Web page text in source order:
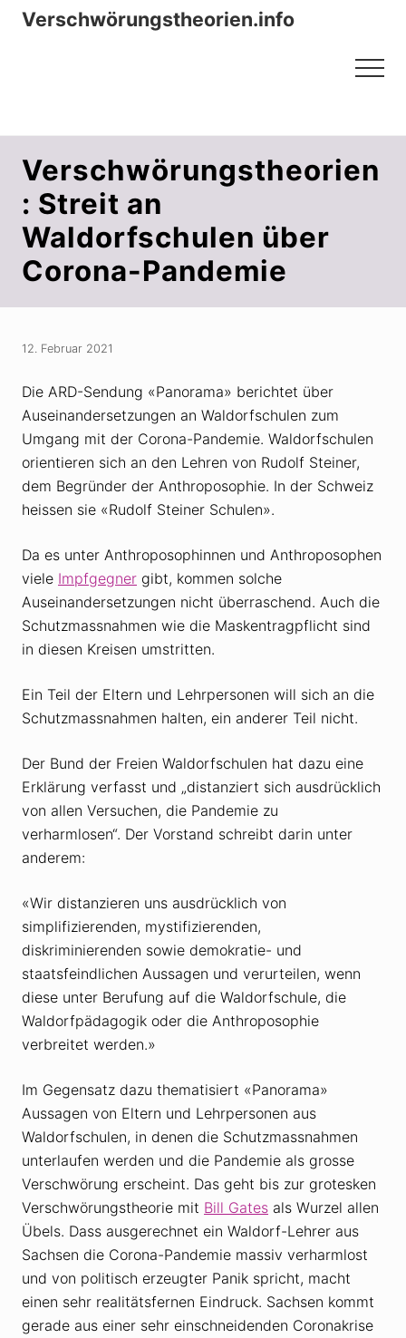
Menu
Zum
ZurVerschwörungstheorien.info
Menu
Verschwörungstheorien
: Streit an
Waldorfschulen über
Corona-Pandemie
12. Februar 2021
Die ARD-Sendung «Panorama» berichtet über
Auseinandersetzungen an Waldorfschulen zum
Umgang mit der Corona-Pandemie. Waldorfschulen
orientieren sich an den Lehren von Rudolf Steiner,
dem Begründer der Anthroposophie. In der Schweiz
heissen sie «Rudolf Steiner Schulen».
Da es unter Anthroposophinnen und Anthroposophen
viele Impfgegner gibt, kommen solche
Auseinandersetzungen nicht überraschend. Auch die
Schutzmassnahmen wie die Maskentragpflicht sind
in diesen Kreisen umstritten.
Ein Teil der Eltern und Lehrpersonen will sich an die
Schutzmassnahmen halten, ein anderer Teil nicht.
Der Bund der Freien Waldorfschulen hat dazu eine
Erklärung verfasst und „distanziert sich ausdrücklich
von allen Versuchen, die Pandemie zu
verharmlosen“. Der Vorstand schreibt darin unter
anderem:
«Wir distanzieren uns ausdrücklich von
simplifizierenden, mystifizierenden,
diskriminierenden sowie demokratie- und
staatsfeindlichen Aussagen und verurteilen, wenn
diese unter Berufung auf die Waldorfschule, die
Waldorfpädagogik oder die Anthroposophie
verbreitet werden.»
Im Gegensatz dazu thematisiert «Panorama»
Aussagen von Eltern und Lehrpersonen aus
Waldorfschulen, in denen die Schutzmassnahmen
unterlaufen werden und die Pandemie als grosse
Verschwörung erscheint. Das geht bis zur grotesken
Verschwörungstheorie mit Bill Gates als Wurzel allen
Übels. Dass ausgerechnet ein Waldorf-Lehrer aus
Sachsen die Corona-Pandemie massiv verharmlost
und von politisch erzeugter Panik spricht, macht
einen sehr realitätsfernen Eindruck. Sachsen kommt
gerade aus einer sehr einschneidenden Coronakrise